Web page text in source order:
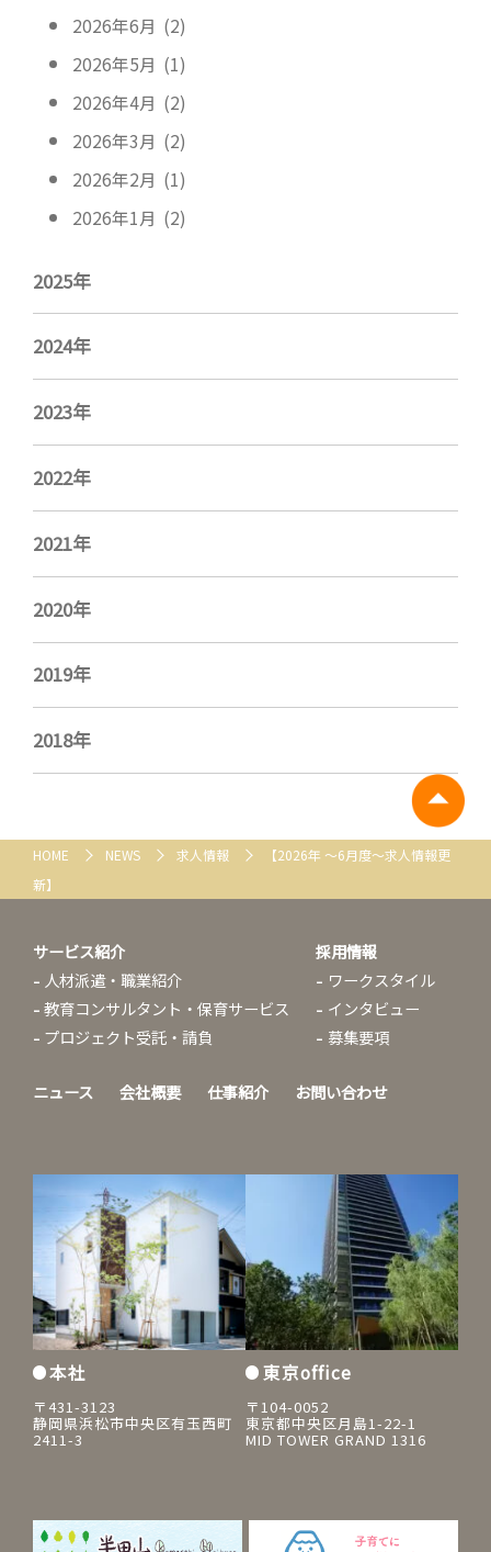
2026年6月 (2)
2026年5月 (1)
2026年4月 (2)
2026年3月 (2)
2026年2月 (1)
2026年1月 (2)
2025年
2024年
2023年
2022年
2021年
2020年
2019年
2018年
HOME NEWS 求人情報
【2026年 ～6月度～求人情報更
新】
サービス紹介
人材派遣・職業紹介
教育コンサルタント・保育サービス
プロジェクト受託・請負
採用情報
ワークスタイル
インタビュー
募集要項
ニュース 会社概要 仕事紹介 お問い合わせ
本社
〒431-3123
静岡県浜松市中央区有玉西町
2411-3
東京office
〒104-0052
東京都中央区月島1-22-1
MID TOWER GRAND 1316